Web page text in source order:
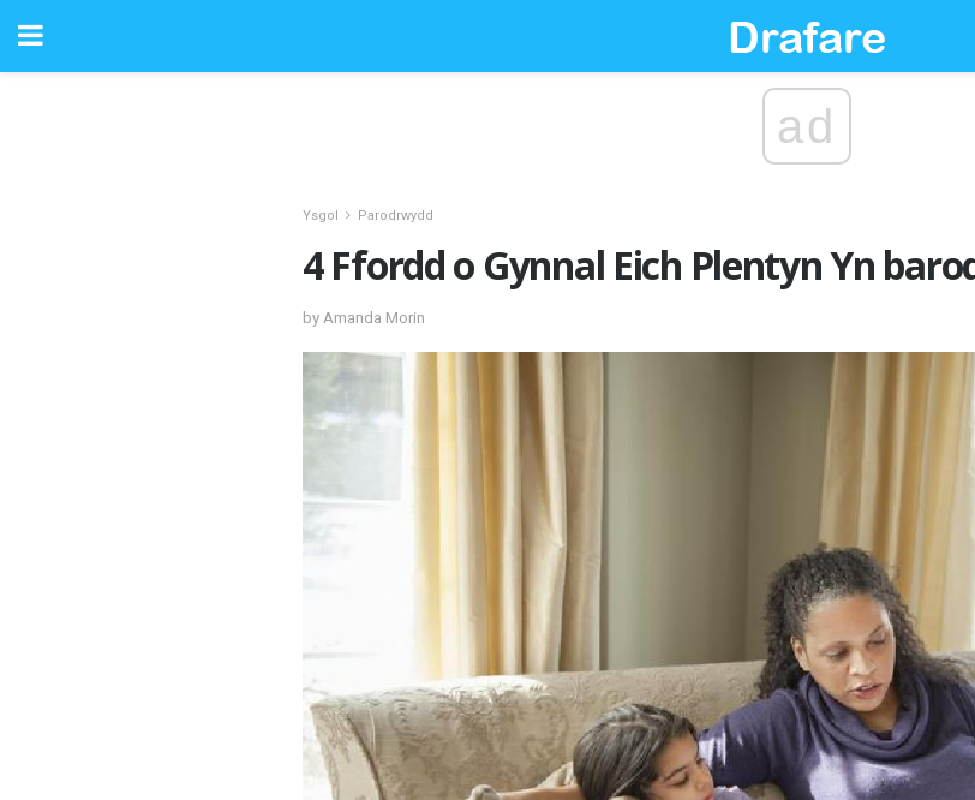
ad
Ysgol Parodrwydd
4 Ffordd o Gynnal Eich Plentyn Yn
by Amanda Morin